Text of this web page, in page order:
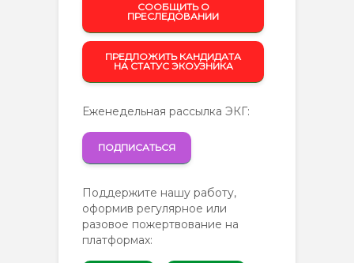
СООБЩИТЬ О
ПРЕСЛЕДОВАНИИ
ПРЕДЛОЖИТЬ КАНДИДАТА
НА СТАТУС ЭКОУЗНИКА
Еженедельная рассылка ЭКГ:
ПОДПИСАТЬСЯ
Поддержите нашу работу,
оформив регулярное или
разовое пожертвование на
платформах: